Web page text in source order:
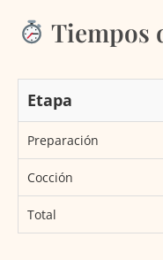
Tiempos
Etapa
Preparación
Cocción
Total